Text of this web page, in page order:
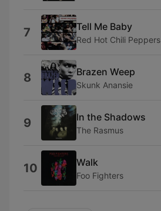
7 Tell Me Baby
Red Hot Chili Peppers
8 Brazen Weep
Skunk Anansie
9 In the Shadows
The Rasmus
10 Walk
Foo Fighters